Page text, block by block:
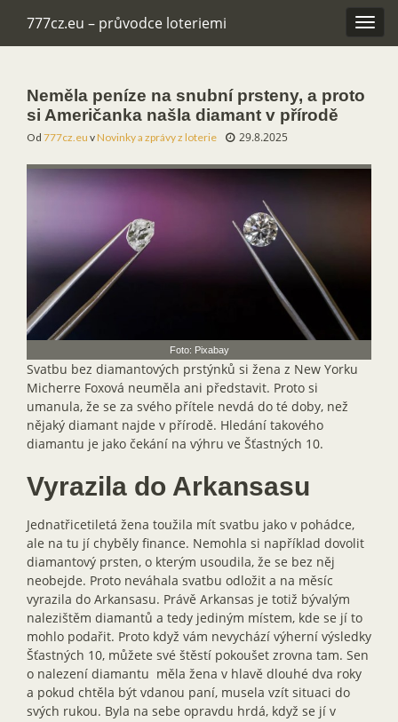
777cz.eu – průvodce loteriemi
Neměla peníze na snubní prsteny, a proto
si Američanka našla diamant v přírodě
Od 777cz.eu vNovinky a zprávy z loterie 29.8.2025
Foto: Pixabay
Svatbu bez diamantových prstýnků si žena z New Yorku
Micherre Foxová neuměla ani představit. Proto si
umanula, že se za svého přítele nevdá do té doby, než
nějaký diamant najde v přírodě. Hledání takového
diamantu je jako čekání na výhru ve Šťastných 10.
Vyrazila do Arkansasu
Jednatřicetiletá žena toužila mít svatbu jako v pohádce,
ale na tu jí chyběly finance. Nemohla si například dovolit
diamantový prsten, o kterým usoudila, že se bez něj
neobejde. Proto neváhala svatbu odložit a na měsíc
vyrazila do Arkansasu. Právě Arkansas je totiž bývalým
nalezištěm diamantů a tedy jediným místem, kde se jí to
mohlo podařit. Proto když vám nevychází výherní výsledky
Šťastných 10, můžete své štěstí pokoušet zrovna tam. Sen
o nalezení diamantu měla žena v hlavě dlouhé dva roky
a pokud chtěla být vdanou paní, musela vzít situaci do
svých rukou. Byla na sebe opravdu hrdá, když se jí v